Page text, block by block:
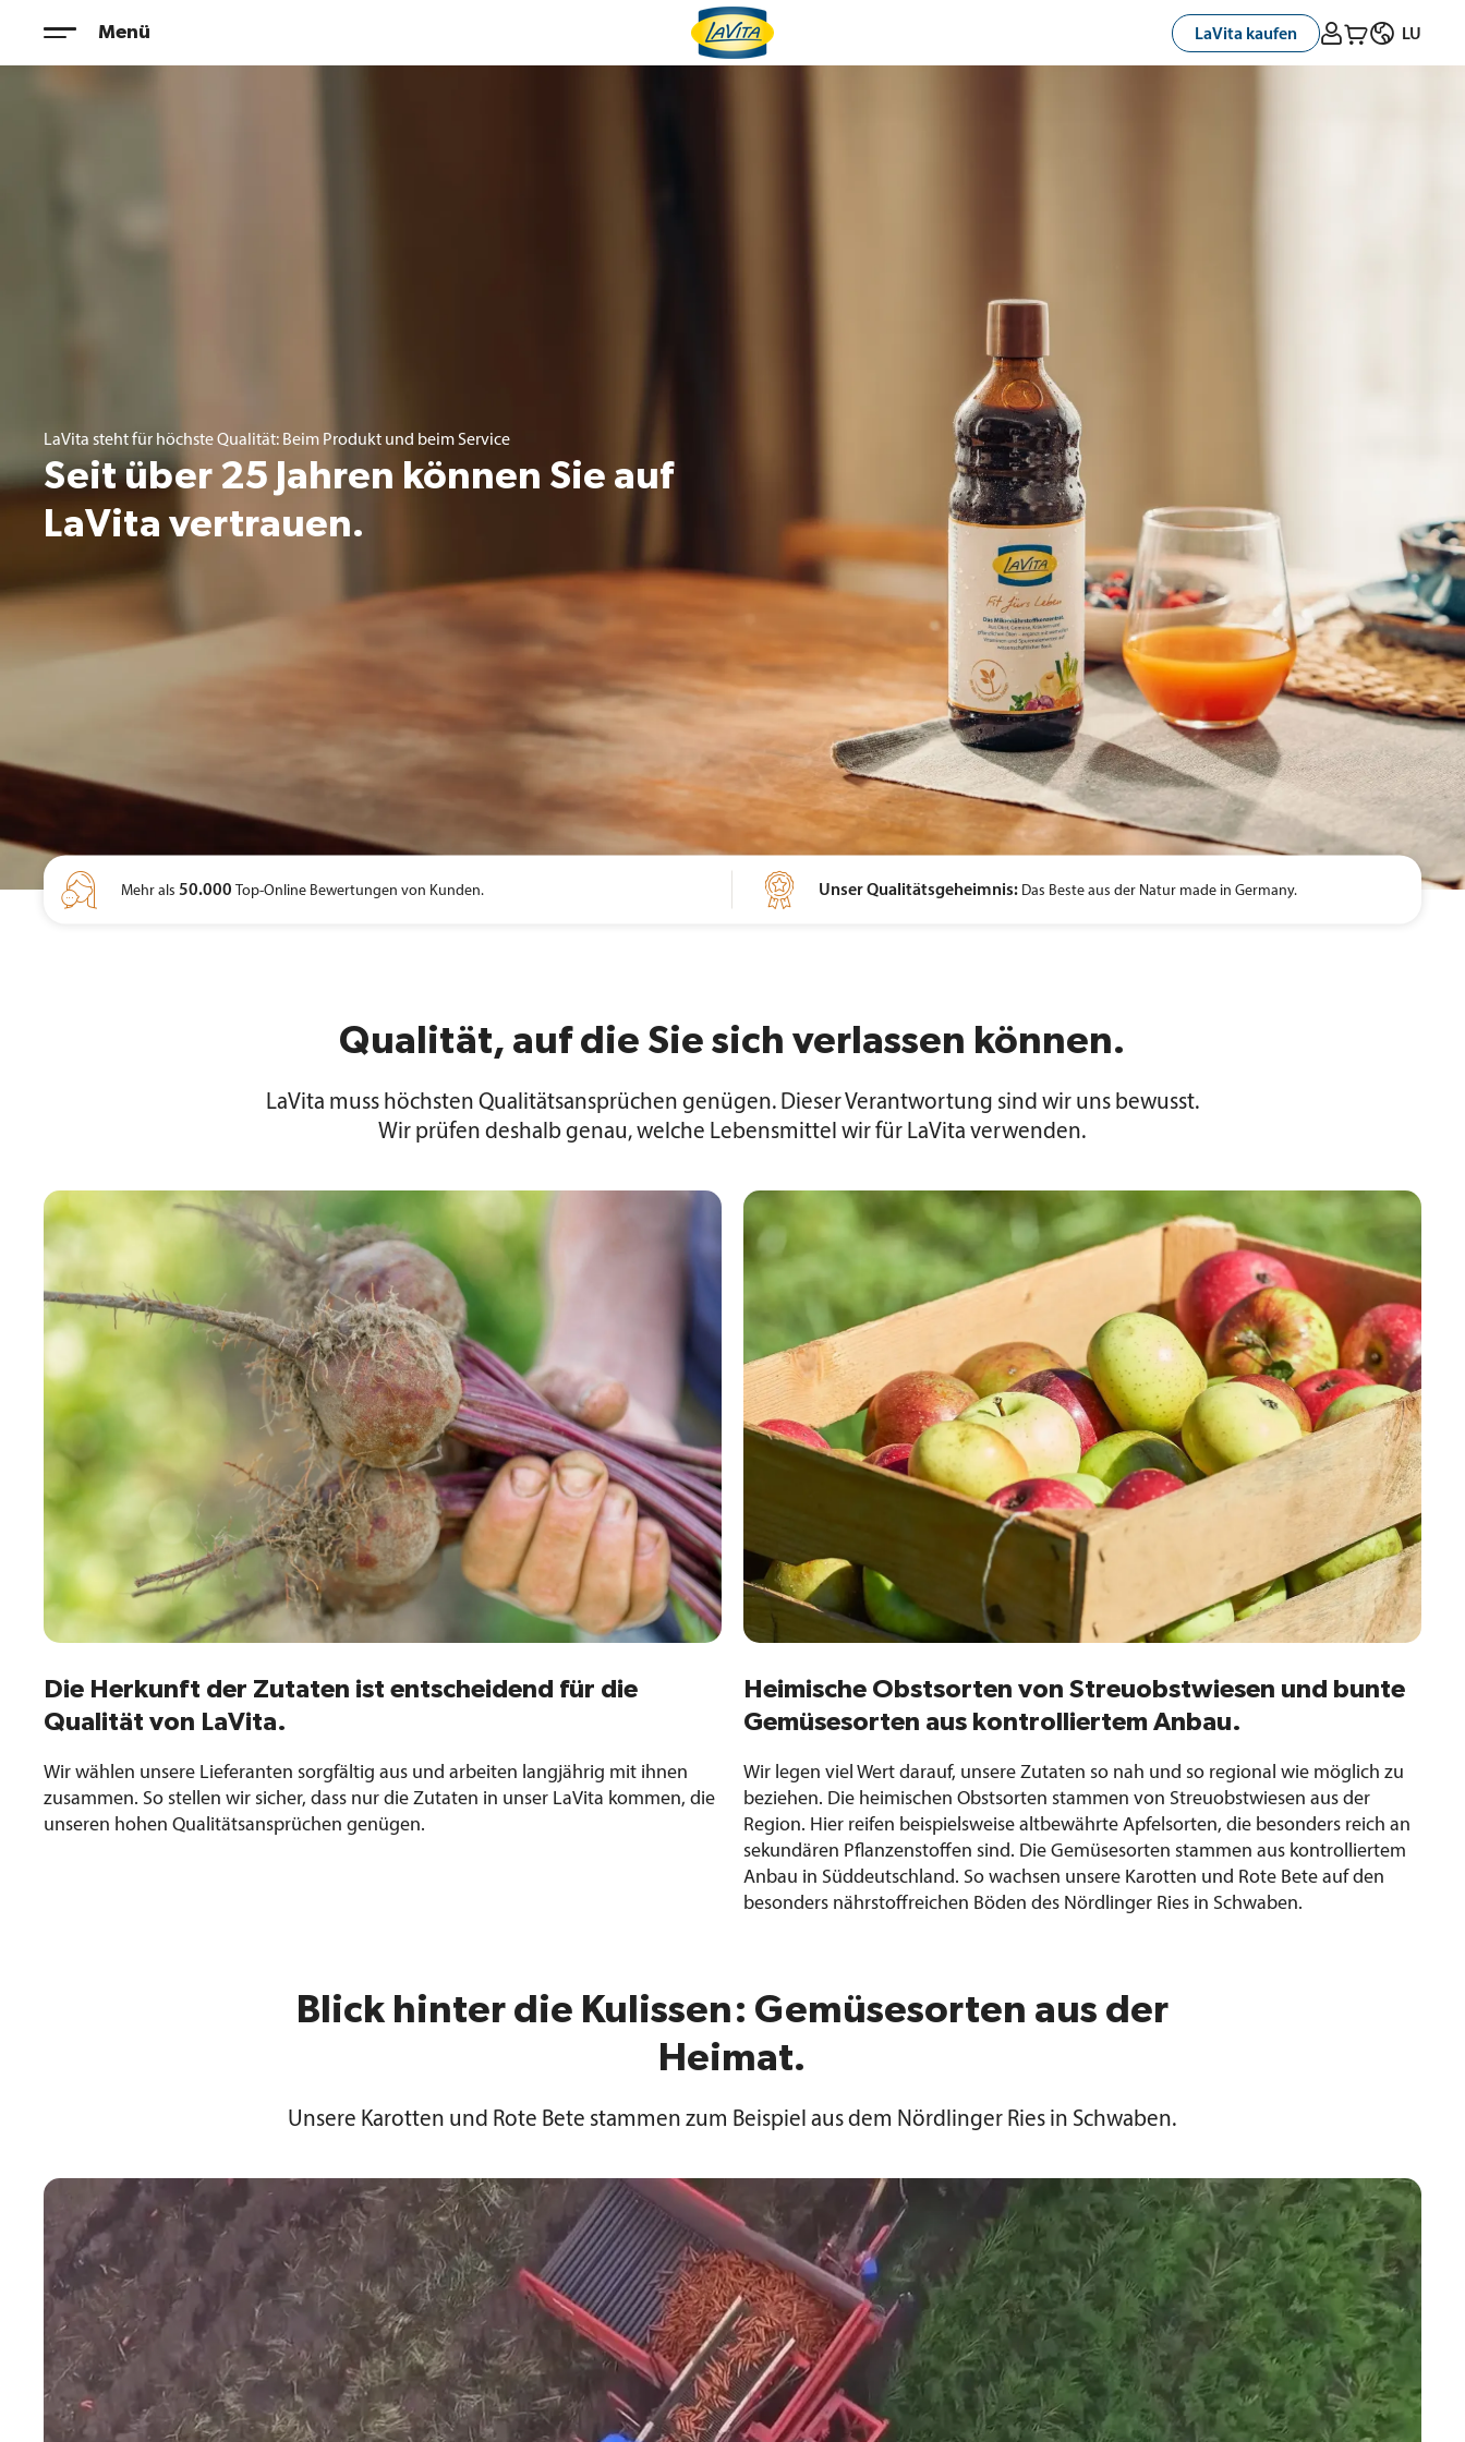
springen
Menü LaVita kaufen  LU
LaVita steht für höchste Qualität: Beim Produkt und beim Service
Seit über 25 Jahren können Sie auf
LaVita vertrauen.
 Mehr als 50.000 Top-Online Bewertungen von Kunden.  Unser Qualitätsgeheimnis: Das Beste aus der Natur made in Germany.
Qualität, auf die Sie sich verlassen können.
LaVita muss höchsten Qualitätsansprüchen genügen. Dieser Verantwortung sind wir uns bewusst.
Wir prüfen deshalb genau, welche Lebensmittel wir für LaVita verwenden.
Die Herkunft der Zutaten ist entscheidend für die
Qualität von LaVita.
Wir wählen unsere Lieferanten sorgfältig aus und arbeiten langjährig mit ihnen
zusammen. So stellen wir sicher, dass nur die Zutaten in unser LaVita kommen, die
unseren hohen Qualitätsansprüchen genügen.
Heimische Obstsorten von Streuobstwiesen und bunte
Gemüsesorten aus kontrolliertem Anbau.
Wir legen viel Wert darauf, unsere Zutaten so nah und so regional wie möglich zu
beziehen. Die heimischen Obstsorten stammen von Streuobstwiesen aus der
Region. Hier reifen beispielsweise altbewährte Apfelsorten, die besonders reich an
sekundären Pflanzenstoffen sind. Die Gemüsesorten stammen aus kontrolliertem
Anbau in Süddeutschland. So wachsen unsere Karotten und Rote Bete auf den
besonders nährstoffreichen Böden des Nördlinger Ries in Schwaben.
Blick hinter die Kulissen: Gemüsesorten aus der
Heimat.
Unsere Karotten und Rote Bete stammen zum Beispiel aus dem Nördlinger Ries in Schwaben.